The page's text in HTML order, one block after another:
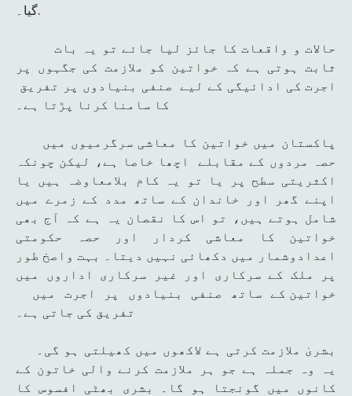
گیا۔.
ثابت ہوتی ہے کہ خواتین کو ملازمت کی جگہوں پر
اجرت کی ادائیگی کے لیے صنفی بنیادوں پر تفریق
کا سامنا کرنا پڑتا ہے۔
حصہ مردوں کے مقابلے اچھا خاصا ہے، لیکن چونکہ
اکثریتی سطح پر یا تو یہ کام بلامعاوضہ ہیں یا
اپنے گھر اور خاندان کے ساتھ مدد کے زمرے میں
شامل ہوتے ہیں، تو اس کا نقصان یہ ہے کہ آج بھی
خواتین کا معاشی کردار اور حصہ حکومتی
اعدادوشمار میں دکھائی نہیں دیتا۔ بہت واصخ طور
پر ملک کے سرکاری اور غیر سرکاری اداروں میں
خواتین کے ساتھ صنفی بنیادوں پر اجرت میں
تفریق کی جاتی ہے۔
یہ وہ جملہ ہے جو ہر ملازمت کرنے والی خاتون کے
کانوں میں گونجتا ہو گا۔ بشری بھٹی افسوس کا